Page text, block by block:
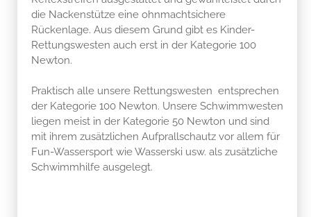
die Nackenstütze eine ohnmachtsichere
Rückenlage. Aus diesem Grund gibt es Kinder-
Rettungswesten auch erst in der Kategorie 100
Newton.
Praktisch alle unsere Rettungswesten entsprechen
der Kategorie 100 Newton. Unsere Schwimmwesten
liegen meist in der Kategorie 50 Newton und sind
mit ihrem zusätzlichen Aufprallschautz vor allem für
Fun-Wassersport wie Wasserski usw. als zusätzliche
Schwimmhilfe ausgelegt.